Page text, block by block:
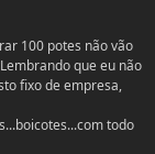
100 potes não vão
que eu não
fixo de empresa,
todo